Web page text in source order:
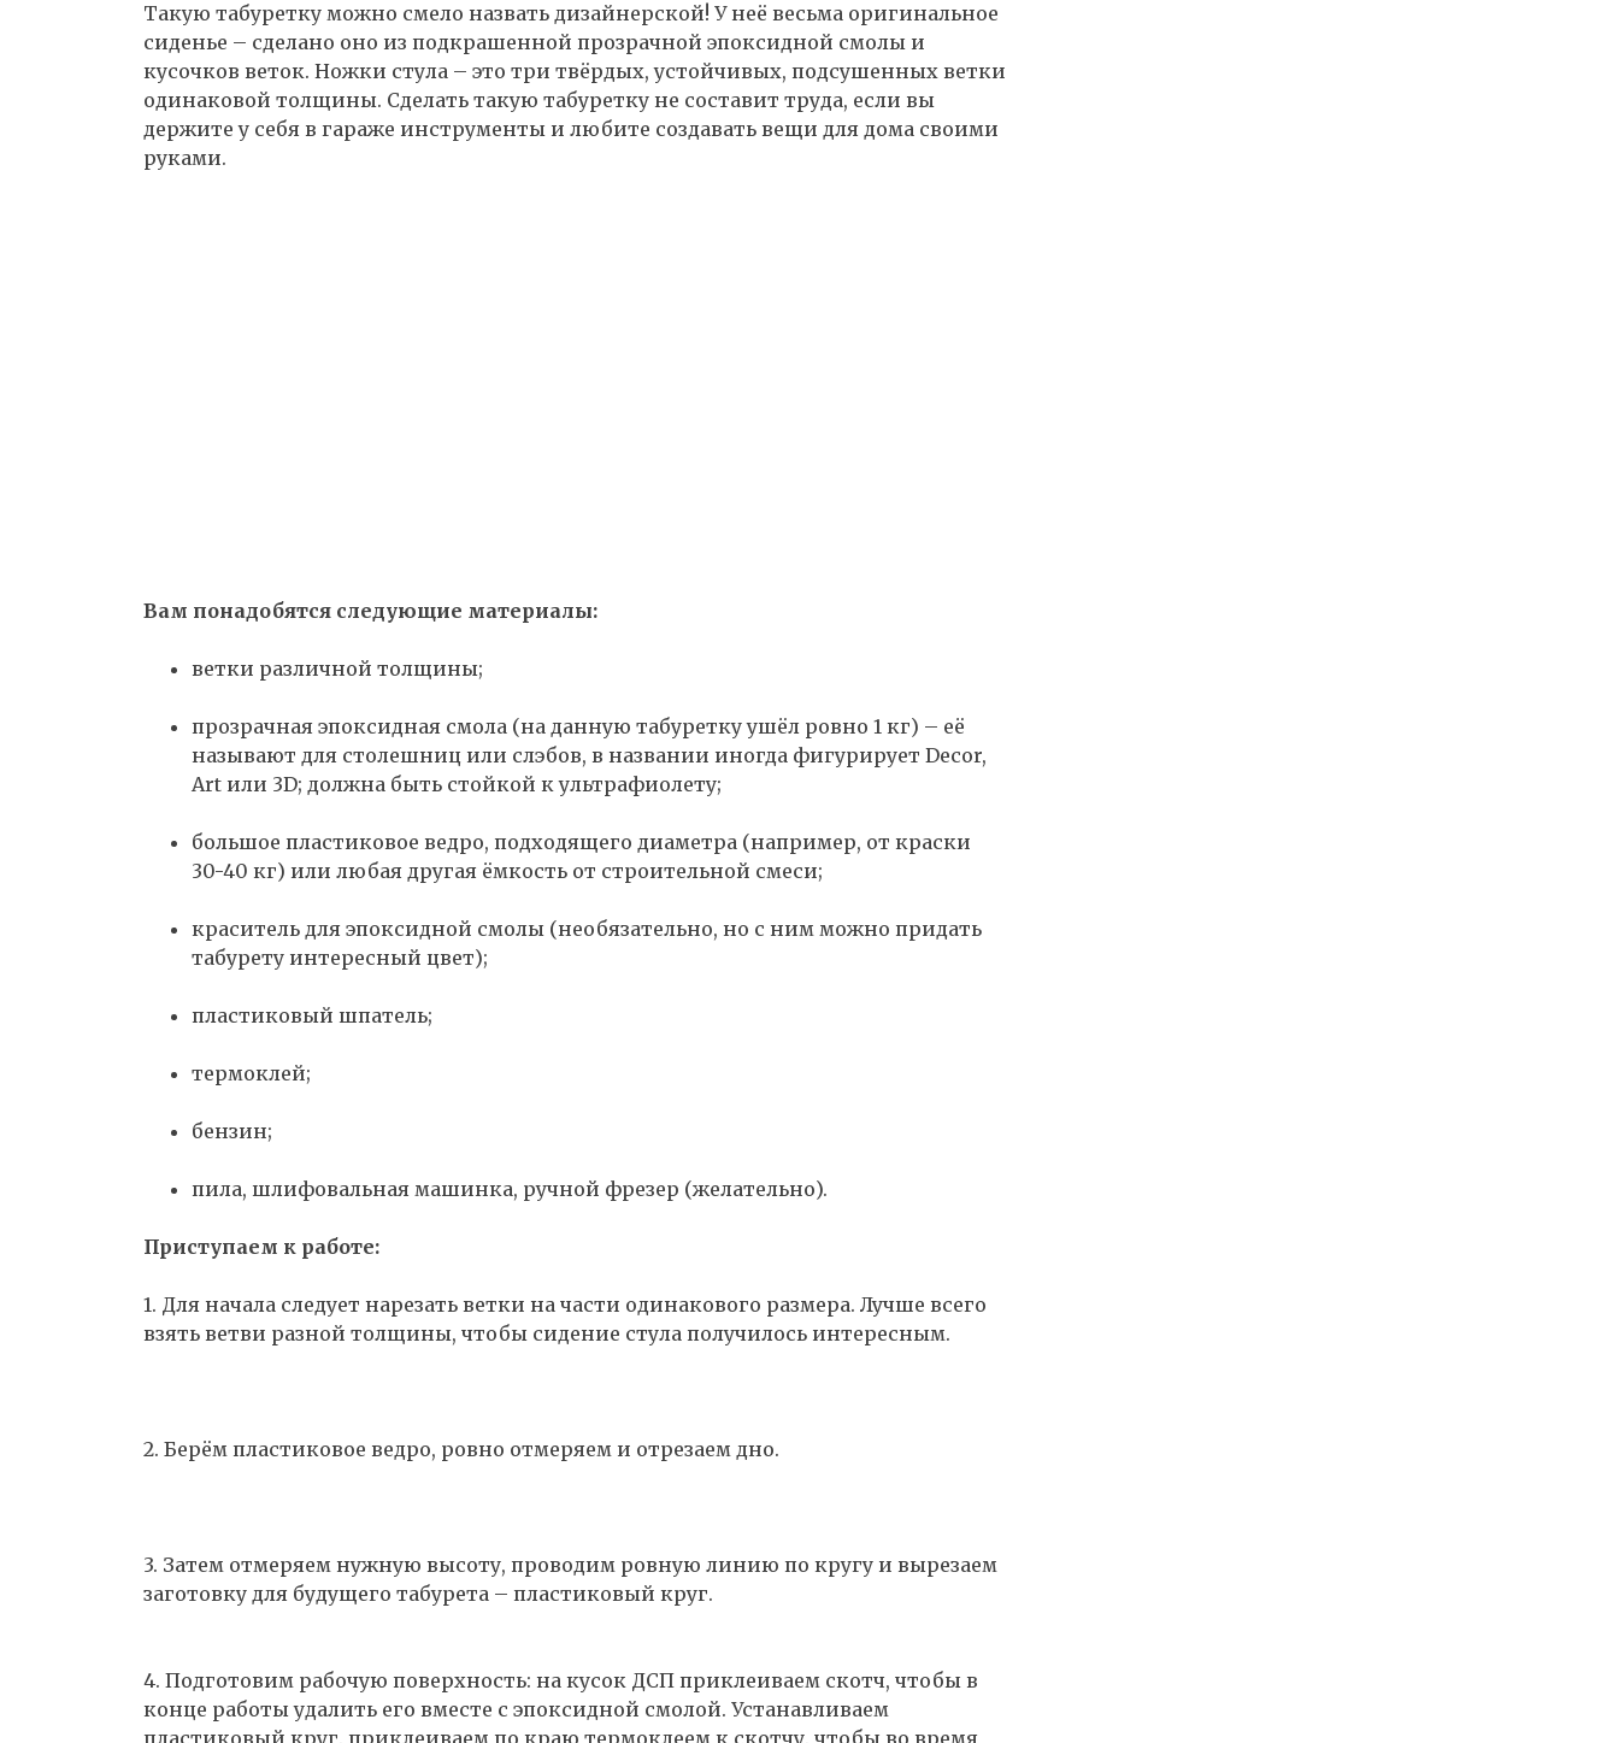
Такую табуретку можно смело назвать дизайнерской! У неё весьма оригинальное
сиденье – сделано оно из подкрашенной прозрачной эпоксидной смолы и
кусочков веток. Ножки стула – это три твёрдых, устойчивых, подсушенных ветки
одинаковой толщины. Сделать такую табуретку не составит труда, если вы
держите у себя в гараже инструменты и любите создавать вещи для дома своими
руками.
Вам понадобятся следующие материалы:
ветки различной толщины;
прозрачная эпоксидная смола (на данную табуретку ушёл ровно 1 кг) – её
называют для столешниц или слэбов, в названии иногда фигурирует Decor,
Art или 3D; должна быть стойкой к ультрафиолету;
большое пластиковое ведро, подходящего диаметра (например, от краски
30-40 кг) или любая другая ёмкость от строительной смеси;
краситель для эпоксидной смолы (необязательно, но с ним можно придать
табурету интересный цвет);
пластиковый шпатель;
термоклей;
бензин;
пила, шлифовальная машинка, ручной фрезер (желательно).
Приступаем к работе:
1. Для начала следует нарезать ветки на части одинакового размера. Лучше всего
взять ветви разной толщины, чтобы сидение стула получилось интересным.
2. Берём пластиковое ведро, ровно отмеряем и отрезаем дно.
3. Затем отмеряем нужную высоту, проводим ровную линию по кругу и вырезаем
заготовку для будущего табурета – пластиковый круг.
4. Подготовим рабочую поверхность: на кусок ДСП приклеиваем скотч, чтобы в
конце работы удалить его вместе с эпоксидной смолой. Устанавливаем